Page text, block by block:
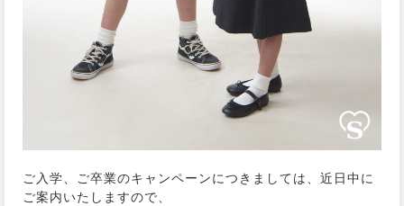
ご入学、ご卒業のキャンペーンにつきましては、近日中に
ご案内いたしますので、